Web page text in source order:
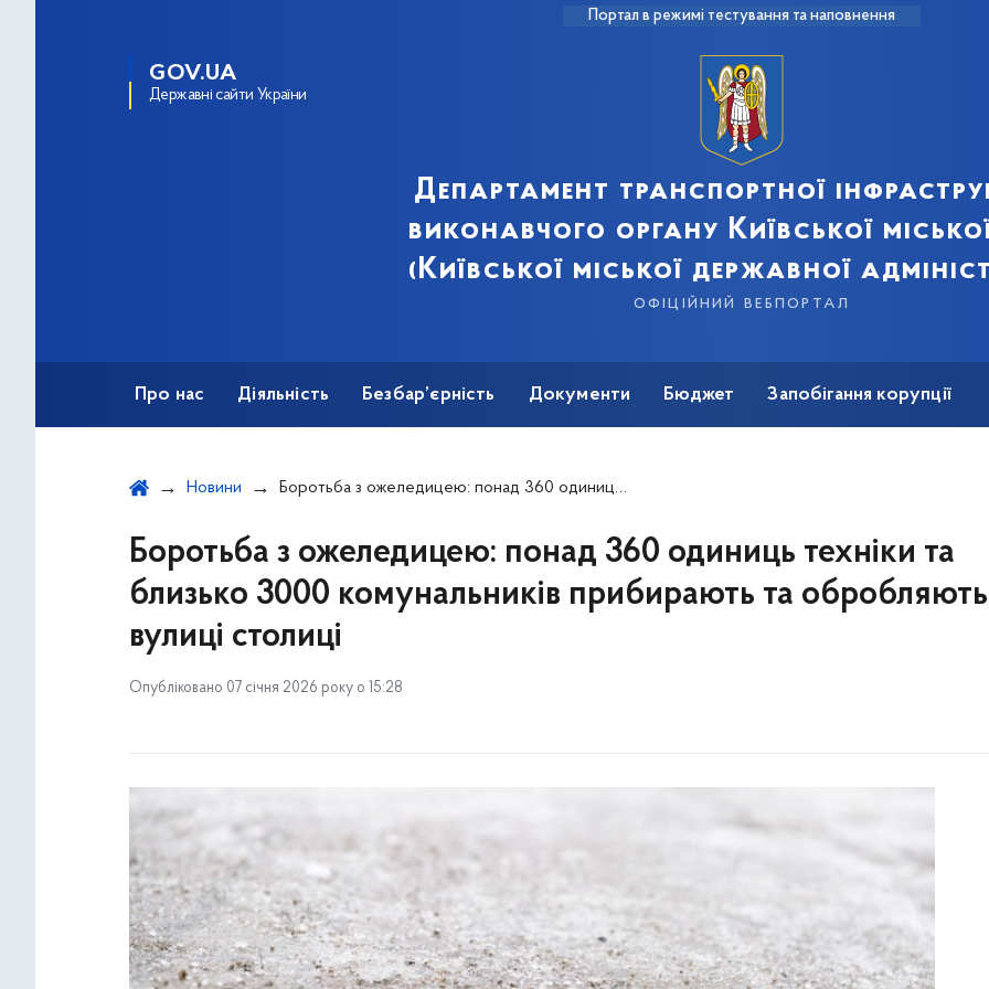
Портал в режимі тестування та наповнення
GOV.UA
Державні сайти України
Департамент транспортної
виконавчого органу Київської
(Київської міської державної
офіційний вебпортал
Про нас Діяльність Безбар’єрність Документи Бюджет Запобігання корупції
Новини Боротьба з ожеледицею: понад 360 одиниць техніки та близько 3000 комунальників прибирають та обробляють вулиці столиці
Боротьба з ожеледицею: понад 360 одиниць техніки та
близько 3000 комунальників прибирають та обробляють
вулиці столиці
Опубліковано 07 січня 2026 року о 15:28